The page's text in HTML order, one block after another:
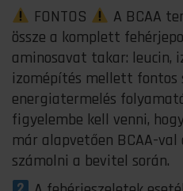
FONTOS
A BCAA
össze a komplett
aminosavat takar: leucin,
izomépítés mellett fontos
energiatermelés
figyelembe kell venni,
már alapvetően BCAA-
számolni a bevitel során.